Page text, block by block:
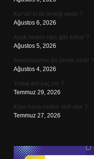
Kur’an’ın ilk örneği nedir ?
Ağustos 6, 2026
Ayak neden cips gibi kokar ?
Ağustos 5, 2026
Amensalizme bir örnek nedir ?
Ağustos 4, 2026
Yolluk eni kaç cm ?
Temmuz 29, 2026
Kışın hava neden sisli olur ?
Temmuz 27, 2026